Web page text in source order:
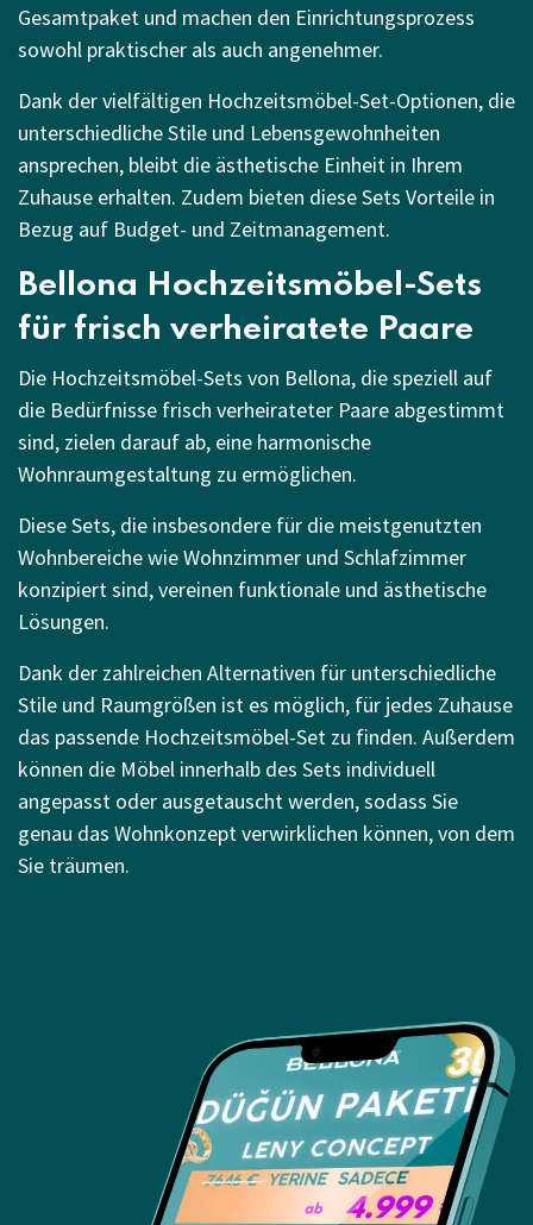
Gesamtpaket und machen den Einrichtungsprozess
sowohl praktischer als auch angenehmer.
Dank der vielfältigen Hochzeitsmöbel-Set-Optionen, die
unterschiedliche Stile und Lebensgewohnheiten
ansprechen, bleibt die ästhetische Einheit in Ihrem
Zuhause erhalten. Zudem bieten diese Sets Vorteile in
Bezug auf Budget- und Zeitmanagement.
Bellona Hochzeitsmöbel-Sets
für frisch verheiratete Paare
Die Hochzeitsmöbel-Sets von Bellona, die speziell auf
die Bedürfnisse frisch verheirateter Paare abgestimmt
sind, zielen darauf ab, eine harmonische
Wohnraumgestaltung zu ermöglichen.
Diese Sets, die insbesondere für die meistgenutzten
Wohnbereiche wie Wohnzimmer und Schlafzimmer
konzipiert sind, vereinen funktionale und ästhetische
Lösungen.
Dank der zahlreichen Alternativen für unterschiedliche
Stile und Raumgrößen ist es möglich, für jedes Zuhause
das passende Hochzeitsmöbel-Set zu finden. Außerdem
können die Möbel innerhalb des Sets individuell
angepasst oder ausgetauscht werden, sodass Sie
genau das Wohnkonzept verwirklichen können, von dem
Sie träumen.